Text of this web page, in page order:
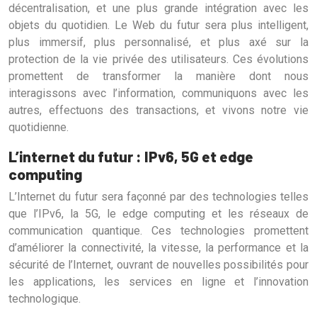
décentralisation, et une plus grande intégration avec les
objets du quotidien. Le Web du futur sera plus intelligent,
plus immersif, plus personnalisé, et plus axé sur la
protection de la vie privée des utilisateurs. Ces évolutions
promettent de transformer la manière dont nous
interagissons avec l’information, communiquons avec les
autres, effectuons des transactions, et vivons notre vie
quotidienne.
L’internet du futur : IPv6, 5G et edge
computing
L’Internet du futur sera façonné par des technologies telles
que l’IPv6, la 5G, le edge computing et les réseaux de
communication quantique. Ces technologies promettent
d’améliorer la connectivité, la vitesse, la performance et la
sécurité de l’Internet, ouvrant de nouvelles possibilités pour
les applications, les services en ligne et l’innovation
technologique.